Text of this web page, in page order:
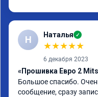
Н Наталья ✓
★★★★★
6 декабря 2023
«Прошивка Евро 2
Большое спасибо.
сообщение, сразу